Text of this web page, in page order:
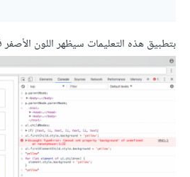
بتطبيق هذه التعليمات سيظهر اللون الأصفر